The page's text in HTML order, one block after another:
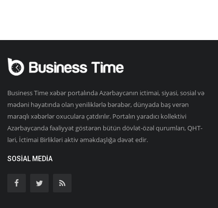
Business Time xəbər portalında Azərbaycanın ictimai, siyasi, sosial və
mədəni həyatında olan yeniliklərlə bərabər, dünyada baş verən
maraqlı xəbərlər oxuculara çatdırılır. Portalın yaradıcı kollektivi
Azərbaycanda fəaliyyət göstərən bütün dövlət-özəl qurumları, QHT-
ləri, İctimai Birlikləri aktiv əməkdaşlığa dəvət edir.
SOSIAL MEDIA